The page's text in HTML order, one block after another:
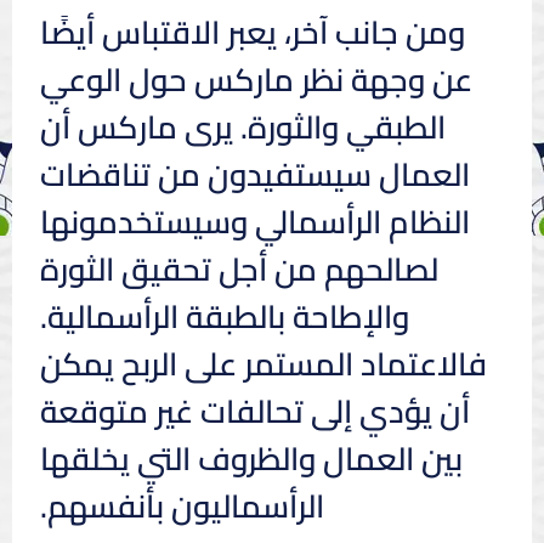
ومن جانب آخر، يعبر الاقتباس أيضًا
عن وجهة نظر ماركس حول الوعي
الطبقي والثورة. يرى ماركس أن
العمال سيستفيدون من تناقضات
النظام الرأسمالي وسيستخدمونها
لصالحهم من أجل تحقيق الثورة
والإطاحة بالطبقة الرأسمالية.
فالاعتماد المستمر على الربح يمكن
أن يؤدي إلى تحالفات غير متوقعة
بين العمال والظروف التي يخلقها
الرأسماليون بأنفسهم.